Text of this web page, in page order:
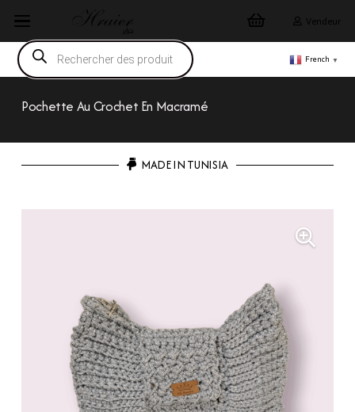
Vendeur
Recherche
de
produits
French ▼
Pochette Au Crochet En Macramé
MADE IN TUNISIA